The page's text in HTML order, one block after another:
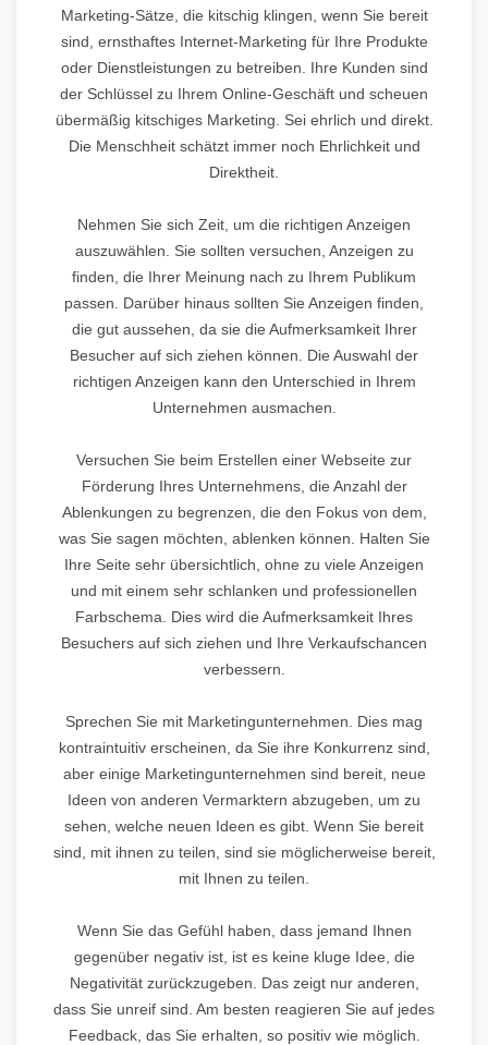
Marketing-Sätze, die kitschig klingen, wenn Sie bereit
sind, ernsthaftes Internet-Marketing für Ihre Produkte
oder Dienstleistungen zu betreiben. Ihre Kunden sind
der Schlüssel zu Ihrem Online-Geschäft und scheuen
übermäßig kitschiges Marketing. Sei ehrlich und direkt.
Die Menschheit schätzt immer noch Ehrlichkeit und
Direktheit.
Nehmen Sie sich Zeit, um die richtigen Anzeigen
auszuwählen. Sie sollten versuchen, Anzeigen zu
finden, die Ihrer Meinung nach zu Ihrem Publikum
passen. Darüber hinaus sollten Sie Anzeigen finden,
die gut aussehen, da sie die Aufmerksamkeit Ihrer
Besucher auf sich ziehen können. Die Auswahl der
richtigen Anzeigen kann den Unterschied in Ihrem
Unternehmen ausmachen.
Versuchen Sie beim Erstellen einer Webseite zur
Förderung Ihres Unternehmens, die Anzahl der
Ablenkungen zu begrenzen, die den Fokus von dem,
was Sie sagen möchten, ablenken können. Halten Sie
Ihre Seite sehr übersichtlich, ohne zu viele Anzeigen
und mit einem sehr schlanken und professionellen
Farbschema. Dies wird die Aufmerksamkeit Ihres
Besuchers auf sich ziehen und Ihre Verkaufschancen
verbessern.
Sprechen Sie mit Marketingunternehmen. Dies mag
kontraintuitiv erscheinen, da Sie ihre Konkurrenz sind,
aber einige Marketingunternehmen sind bereit, neue
Ideen von anderen Vermarktern abzugeben, um zu
sehen, welche neuen Ideen es gibt. Wenn Sie bereit
sind, mit ihnen zu teilen, sind sie möglicherweise bereit,
mit Ihnen zu teilen.
Wenn Sie das Gefühl haben, dass jemand Ihnen
gegenüber negativ ist, ist es keine kluge Idee, die
Negativität zurückzugeben. Das zeigt nur anderen,
dass Sie unreif sind. Am besten reagieren Sie auf jedes
Feedback, das Sie erhalten, so positiv wie möglich.